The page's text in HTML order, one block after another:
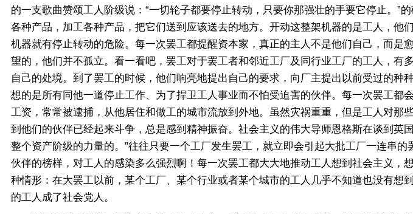
的一支歌曲赞颂工人阶级说：“一切轮子都要停止转动，只要你那强壮的手要它停止。
各种产品，加工各种产品，把它们送到应该送去的地方。开动这整架机器的是工人，
机器就有停止转动的危险。每一次罢工都提醒资本家，真正的主人不是他们自己，而
望的，他们并不孤立。看一看吧，罢工对于罢工者和邻近工厂及同行业工厂的工人，
自己的处境。到了罢工的时候，他们响亮地提出自己的要求，向厂主提出以前受过的
想的是所有同他一道停止工作、为了捍卫工人事业而不怕受迫害的伙伴。每一次罢工
工资，常常被逮捕，从他居住和做工的城市流放到外地。虽然灾祸重重，但是工人对
到他们的伙伴已经起来斗争，总是感到精神振奋。社会主义的伟大导师恩格斯在谈到
整个资产阶级的力量的。”往往只要一个工厂发生罢工，就立即会引起大批工厂一连串
伙伴的榜样，对工人的感染多么强烈啊！每一次罢工都大大地推动工人想到社会主义
种情形：在大罢工以前，某个工厂、某个行业或者某个城市的工人几乎不知道也没有
的工人成了社会党人。